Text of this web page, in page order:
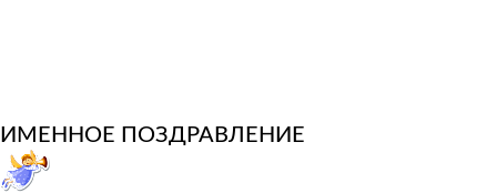
ИМЕННОЕ ПОЗДРАВЛЕНИЕ